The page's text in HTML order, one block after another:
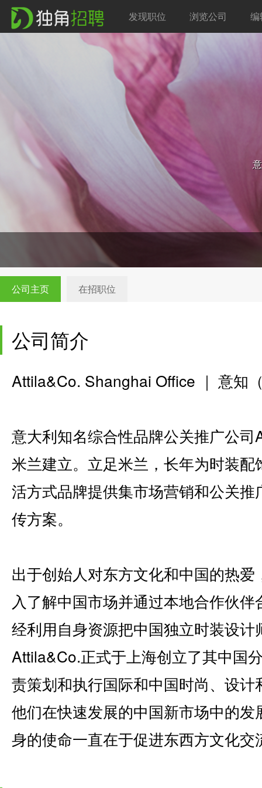
发现职位 浏览公司 编
公司主页 在招职位
公司简介
Attila&Co. Shanghai Office ｜ 意知
意大利知名综合性品牌公关推广公
米兰建立。立足米兰，长年为时装
活方式品牌提供集市场营销和公关
传方案。
出于创始人对东方文化和中国的热
入了解中国市场并通过本地合作伙
经利用自身资源把中国独立时装设
Attila&Co.正式于上海创立了其中国
责策划和执行国际和中国时尚、设
他们在快速发展的中国新市场中的
身的使命一直在于促进东西方文化交